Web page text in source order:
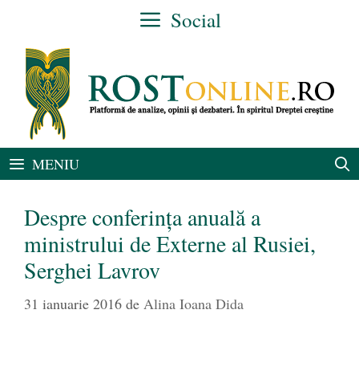
conținut
Social
MENIU
Despre conferința anuală a
ministrului de Externe al Rusiei,
Serghei Lavrov
31 ianuarie 2016 de Alina Ioana Dida